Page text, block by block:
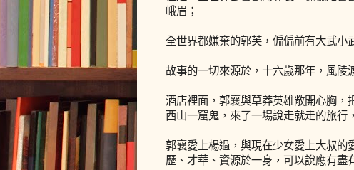
峨眉；
全世界都嫌棄的郭芙，偏偏前有大武小
故事的一切來源於，十六歲那年，風陵
酒店裡面，郭襄與草莽英雄敞開心胸，
西山一窟鬼，來了一場說走就走的旅行
郭襄愛上楊過，與現在少女愛上大叔
歷、才華、資源於一身，可以說應有盡